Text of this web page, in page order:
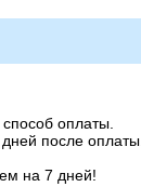
оплаты.
после оплаты.
на 7 дней!